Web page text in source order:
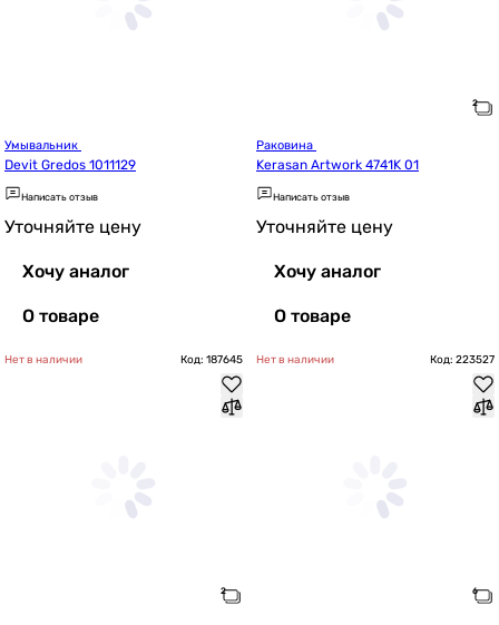
Devit Gredos 1011129
Написать отзыв
Уточняйте цену
Хочу аналог
О товаре
Kerasan Artwork 4741K 01
Написать отзыв
Уточняйте цену
Хочу аналог
О товаре
Нет в наличии Код: 187645 Нет в наличии Код: 223527